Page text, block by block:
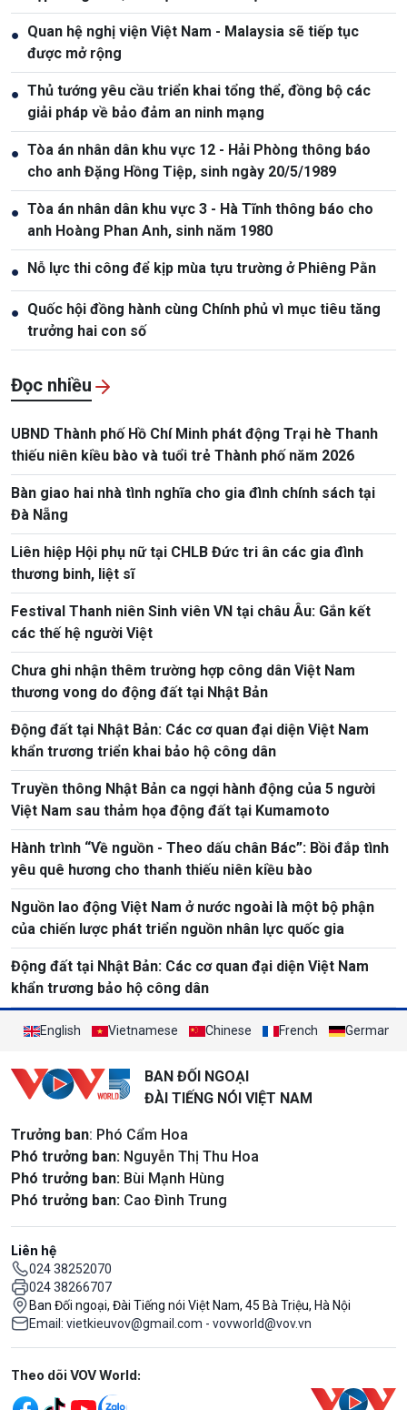
● Quan hệ nghị viện Việt Nam - Malaysia sẽ tiếp tục
được mở rộng
● Thủ tướng yêu cầu triển khai tổng thể, đồng bộ các
giải pháp về bảo đảm an ninh mạng
● Tòa án nhân dân khu vực 12 - Hải Phòng thông báo
cho anh Đặng Hồng Tiệp, sinh ngày 20/5/1989
● Tòa án nhân dân khu vực 3 - Hà Tĩnh thông báo cho
anh Hoàng Phan Anh, sinh năm 1980
● Nỗ lực thi công để kịp mùa tựu trường ở Phiêng Pằn
● Quốc hội đồng hành cùng Chính phủ vì mục tiêu tăng
trưởng hai con số
Đọc nhiều
UBND Thành phố Hồ Chí Minh phát động Trại hè Thanh
thiếu niên kiều bào và tuổi trẻ Thành phố năm 2026
Bàn giao hai nhà tình nghĩa cho gia đình chính sách tại
Đà Nẵng
Liên hiệp Hội phụ nữ tại CHLB Đức tri ân các gia đình
thương binh, liệt sĩ
Festival Thanh niên Sinh viên VN tại châu Âu: Gắn kết
các thế hệ người Việt
Chưa ghi nhận thêm trường hợp công dân Việt Nam
thương vong do động đất tại Nhật Bản
Động đất tại Nhật Bản: Các cơ quan đại diện Việt Nam
khẩn trương triển khai bảo hộ công dân
Truyền thông Nhật Bản ca ngợi hành động của 5 người
Việt Nam sau thảm họa động đất tại Kumamoto
Hành trình “Về nguồn - Theo dấu chân Bác”: Bồi đắp tình
yêu quê hương cho thanh thiếu niên kiều bào
Nguồn lao động Việt Nam ở nước ngoài là một bộ phận
của chiến lược phát triển nguồn nhân lực quốc gia
Động đất tại Nhật Bản: Các cơ quan đại diện Việt Nam
khẩn trương bảo hộ công dân
English Vietnamese Chinese French German
BAN ĐỐI NGOẠI
ĐÀI TIẾNG NÓI VIỆT NAM
Trưởng ban: Phó Cẩm Hoa
Phó trưởng ban: Nguyễn Thị Thu Hoa
Phó trưởng ban: Bùi Mạnh Hùng
Phó trưởng ban: Cao Đình Trung
Liên hệ
024 38252070
024 38266707
Ban Đối ngoại, Đài Tiếng nói Việt Nam, 45 Bà Triệu, Hà Nội
Email: vietkieuvov@gmail.com - vovworld@vov.vn
Mạng xã hội
Theo dõi VOV World: